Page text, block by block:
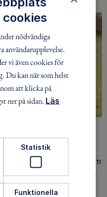
så många som möjligt
och de hälsoeffekter som
du också till vårt arbete
nödvändiga
användarupplevelse.
vi även cookies för
Du kan när som helst
att klicka på
ner på sidan. Läs
Statistik
Funktionella